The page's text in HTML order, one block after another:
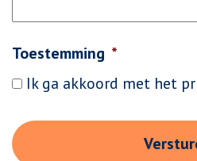
Toestemming *
Ik ga akkoord met het